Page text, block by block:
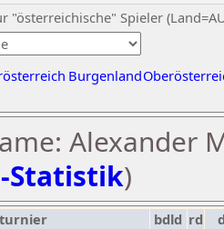
"österreichische" Spieler
Burgenland
Alexander
Statistik)
turnier bdld rd